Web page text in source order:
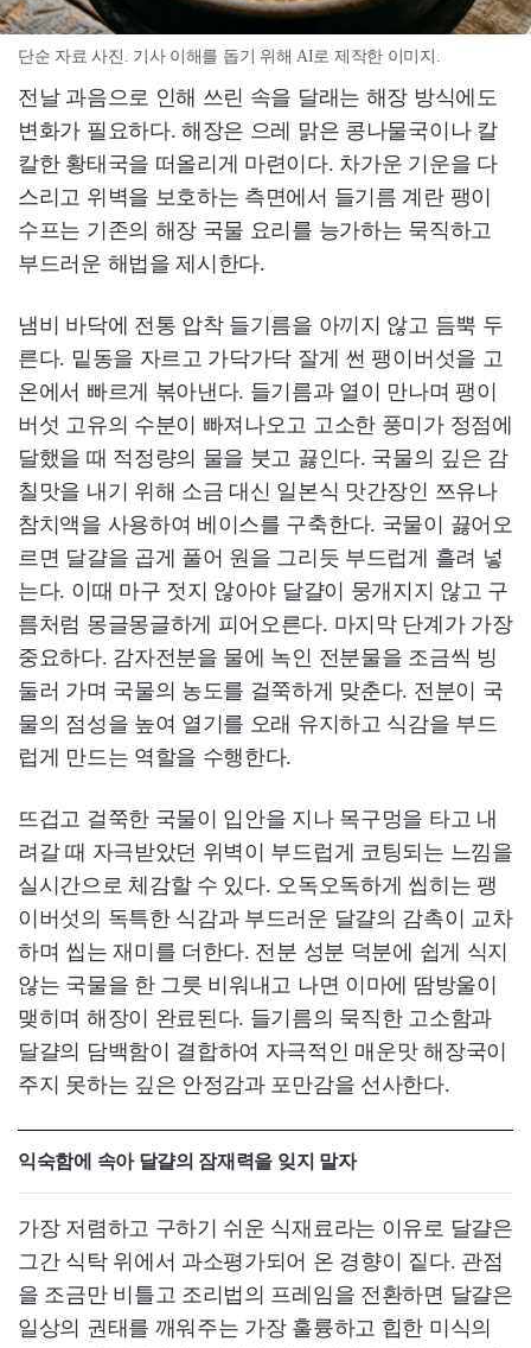
단순 자료 사진. 기사 이해를 돕기 위해 AI로 제작한 이미지.
전날 과음으로 인해 쓰린 속을 달래는 해장 방식에도
변화가 필요하다. 해장은 으레 맑은 콩나물국이나 칼
칼한 황태국을 떠올리게 마련이다. 차가운 기운을 다
스리고 위벽을 보호하는 측면에서 들기름 계란 팽이
수프는 기존의 해장 국물 요리를 능가하는 묵직하고
부드러운 해법을 제시한다.
냄비 바닥에 전통 압착 들기름을 아끼지 않고 듬뿍 두
른다. 밑동을 자르고 가닥가닥 잘게 썬 팽이버섯을 고
온에서 빠르게 볶아낸다. 들기름과 열이 만나며 팽이
버섯 고유의 수분이 빠져나오고 고소한 풍미가 정점에
달했을 때 적정량의 물을 붓고 끓인다. 국물의 깊은 감
칠맛을 내기 위해 소금 대신 일본식 맛간장인 쯔유나
참치액을 사용하여 베이스를 구축한다. 국물이 끓어오
르면 달걀을 곱게 풀어 원을 그리듯 부드럽게 흘려 넣
는다. 이때 마구 젓지 않아야 달걀이 뭉개지지 않고 구
름처럼 몽글몽글하게 피어오른다. 마지막 단계가 가장
중요하다. 감자전분을 물에 녹인 전분물을 조금씩 빙
둘러 가며 국물의 농도를 걸쭉하게 맞춘다. 전분이 국
물의 점성을 높여 열기를 오래 유지하고 식감을 부드
럽게 만드는 역할을 수행한다.
뜨겁고 걸쭉한 국물이 입안을 지나 목구멍을 타고 내
려갈 때 자극받았던 위벽이 부드럽게 코팅되는 느낌을
실시간으로 체감할 수 있다. 오독오독하게 씹히는 팽
이버섯의 독특한 식감과 부드러운 달걀의 감촉이 교차
하며 씹는 재미를 더한다. 전분 성분 덕분에 쉽게 식지
않는 국물을 한 그릇 비워내고 나면 이마에 땀방울이
맺히며 해장이 완료된다. 들기름의 묵직한 고소함과
달걀의 담백함이 결합하여 자극적인 매운맛 해장국이
주지 못하는 깊은 안정감과 포만감을 선사한다.
익숙함에 속아 달걀의 잠재력을 잊지 말자
가장 저렴하고 구하기 쉬운 식재료라는 이유로 달걀은
그간 식탁 위에서 과소평가되어 온 경향이 짙다. 관점
을 조금만 비틀고 조리법의 프레임을 전환하면 달걀은
일상의 권태를 깨워주는 가장 훌륭하고 힙한 미식의